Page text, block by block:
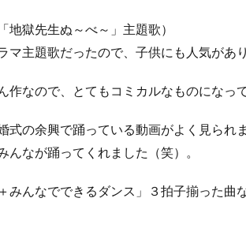
地獄先生ぬ～べ～」主題歌）
マ主題歌だったので、子供にも人気があり
作なので、とてもコミカルなものになっ
式の余興で踊っている動画がよく見られま
なが踊ってくれました（笑）。
みんなでできるダンス」３拍子揃った曲